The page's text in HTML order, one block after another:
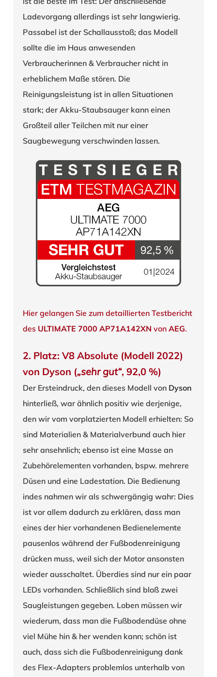
Ladevorgang allerdings ist sehr langwierig.
Passabel ist der Schallausstoß; das Modell
sollte die im Haus anwesenden
Verbraucherinnen & Verbraucher nicht in
erheblichem Maße stören. Die
Reinigungsleistung ist in allen Situationen
stark; der Akku-Staubsauger kann einen
Großteil aller Teilchen mit nur einer
Saugbewegung verschwinden lassen.
Hier gelangen Sie zum detaillierten Testbericht
des ULTIMATE 7000 AP71A142XN von AEG.
2. Platz: V8 Absolute (Modell 2022)
von Dyson („sehr gut“, 92,0 %)
Der Ersteindruck, den dieses Modell von Dyson
hinterließ, war ähnlich positiv wie derjenige,
den wir vom vorplatzierten Modell erhielten: So
sind Materialien & Materialverbund auch hier
sehr ansehnlich; ebenso ist eine Masse an
Zubehörelementen vorhanden, bspw. mehrere
Düsen und eine Ladestation. Die Bedienung
indes nahmen wir als schwergängig wahr: Dies
ist vor allem dadurch zu erklären, dass man
eines der hier vorhandenen Bedienelemente
pausenlos während der Fußbodenreinigung
drücken muss, weil sich der Motor ansonsten
wieder ausschaltet. Überdies sind nur ein paar
LEDs vorhanden. Schließlich sind bloß zwei
Saugleistungen gegeben. Loben müssen wir
wiederum, dass man die Fußbodendüse ohne
viel Mühe hin & her wenden kann; schön ist
auch, dass sich die Fußbodenreinigung dank
des Flex-Adapters problemlos unterhalb von